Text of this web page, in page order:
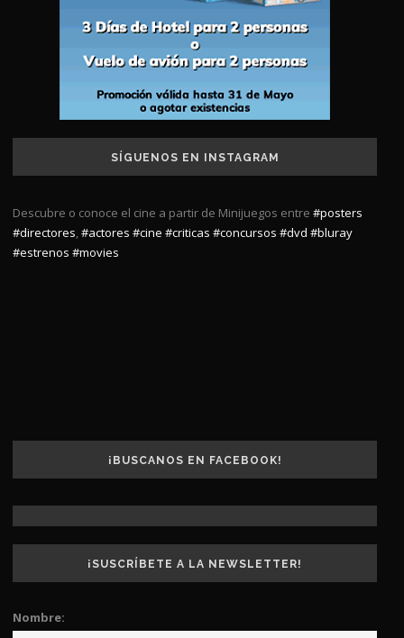
SÍGUENOS EN INSTAGRAM
Descubre o conoce el cine a partir de Minijuegos entre #posters
#directores,#actores #cine #criticas #concursos #dvd #bluray
#estrenos #movies
¡BUSCANOS EN FACEBOOK!
¡SUSCRÍBETE A LA NEWSLETTER!
Nombre: